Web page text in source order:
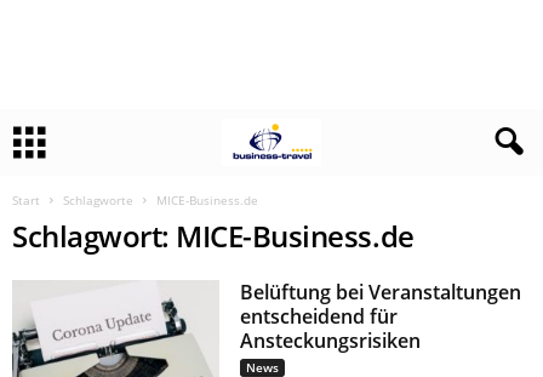
Start Schlagworte MICE-Business.de
Schlagwort: MICE-Business.de
Belüftung bei Veranstaltungen
entscheidend für
Ansteckungsrisiken
News